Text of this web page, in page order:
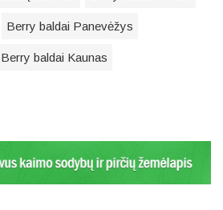
Berry baldai Panevėžys
Berry baldai Kaunas